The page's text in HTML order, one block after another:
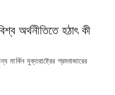
হঠাৎ কী
যুক্তরাষ্ট্রের শ্রমবাজারের